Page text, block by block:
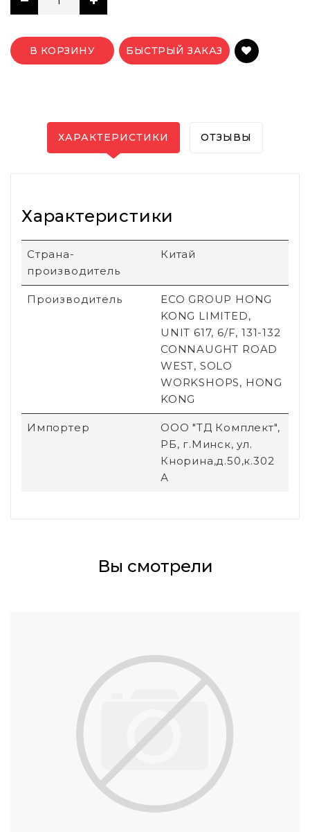
В КОРЗИНУ БЫСТРЫЙ ЗАКАЗ
ХАРАКТЕРИСТИКИ ОТЗЫВЫ
Характеристики
Страна-
производитель
Китай
Производитель
ECO GROUP HONG
KONG LIMITED,
UNIT 617, 6/F, 131-132
CONNAUGHT ROAD
WEST, SOLO
WORKSHOPS, HONG
KONG
Импортер
ООО "ТД Комплект",
РБ, г.Минск, ул.
Кнорина,д.50,к.302
А
Вы смотрели